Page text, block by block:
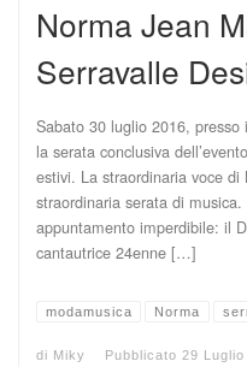
Norma Jean
Serravalle
Sabato 30 luglio 2016,
la serata conclusiva
estivi. La straordinaria voce
straordinaria serata di
appuntamento imperdibile: il
cantautrice 24enne […]
modamusica Norma
di Miky Pubblicato 29 Luglio